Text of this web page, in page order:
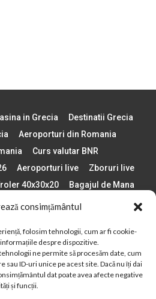
consimțământul
folosim tehnologii, cum ar fi cookie-
despre dispozitive.
ne permite să procesăm date, cum
ID-uri unice pe acest site. Dacă nu îți dai
dat poate avea afecte negative
și funcții.
in Grecia
Destinatii Grecia
Aeroporturi din Romania
Curs valutar BNR
Aeroporturi live
Zboruri live
40x30x20
Bagajul de Mana
Cele mai bune telefoane
Concerte Romania 2025
Când se schimba ora în 2026
sezon 2026
Boarding Pass
Politică cookie-uri (UE)